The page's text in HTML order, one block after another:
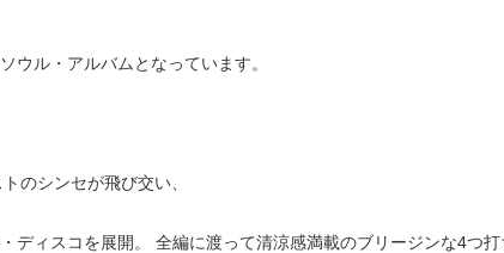
ウル・アルバムとなっています。
のシンセが飛び交い、
ディスコを展開。 全編に渡って清涼感満載のブリージンな4つ